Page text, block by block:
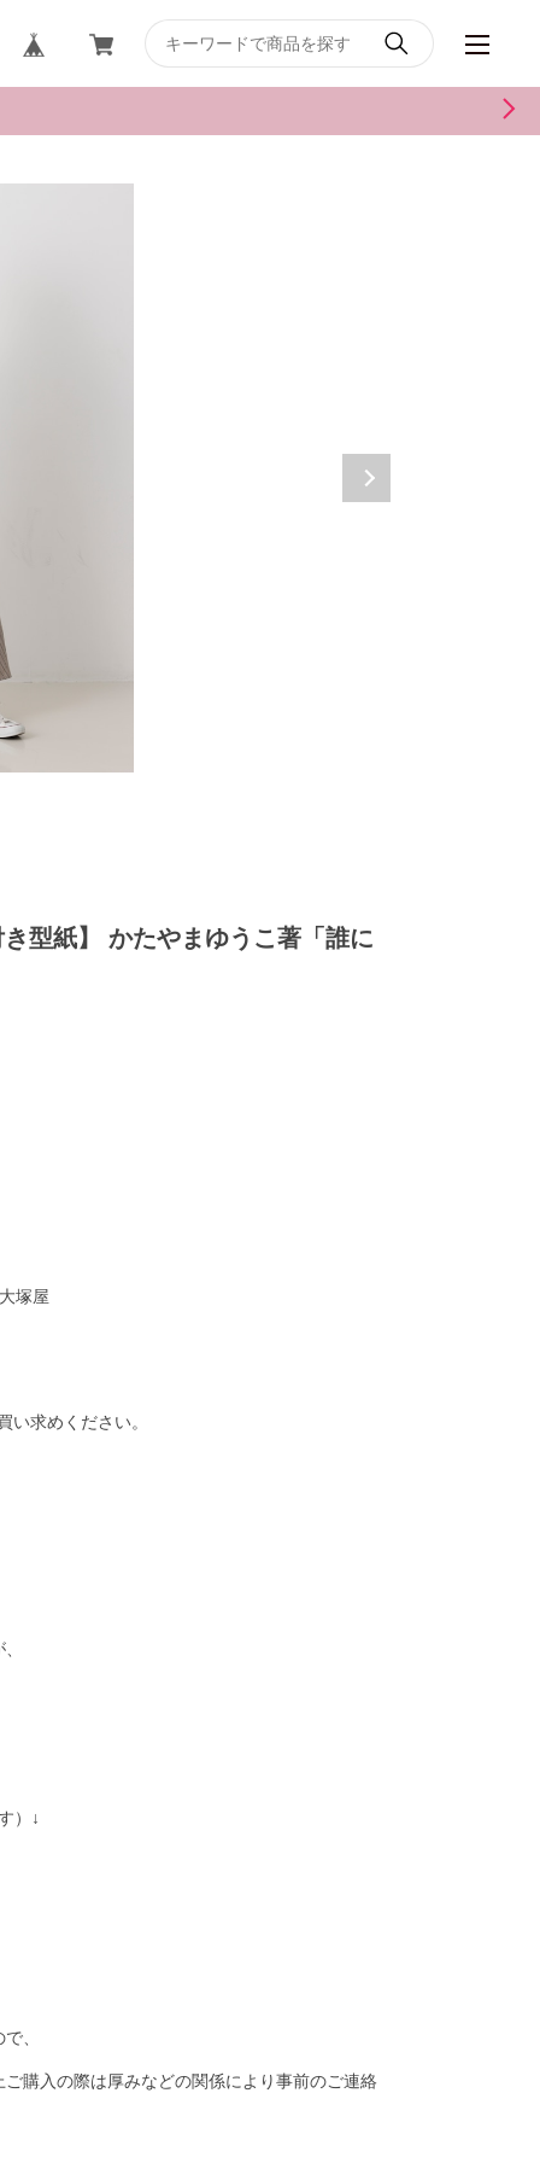
型紙】 かたやまゆうこ著「誰に
塚屋
求めください。
）↓
、
購入の際は厚みなどの関係により事前のご連絡